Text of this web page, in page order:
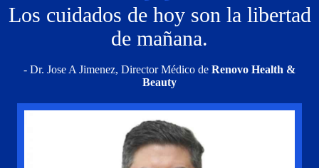
Los cuidados de hoy son la libertad
de mañana.
- Dr. Jose A Jimenez, Director Médico de Renovo Health &
Beauty